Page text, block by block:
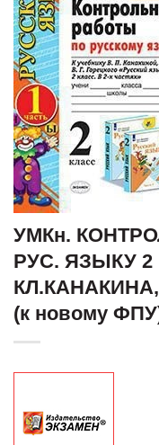
УМКн.
РУС. ЯЗЫКУ 2
(к новому